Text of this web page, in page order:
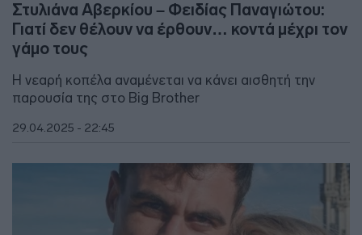
Στυλιάνα Αβερκίου – Φειδίας Παναγιώτου:
Γιατί δεν θέλουν να έρθουν… κοντά μέχρι τον
γάμο τους
Η νεαρή κοπέλα αναμένεται να κάνει αισθητή την
παρουσία της στο Big Brother
29.04.2025 - 22:45